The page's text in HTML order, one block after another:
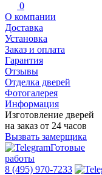
0
О компании
Доставка
Установка
Заказ и оплата
Гарантия
Отзывы
Отделка дверей
Фотогалерея
Информация
Изготовление дверей
на заказ от 24 часов
Вызвать замерщика
Готовые
работы
8 (495) 970-7233